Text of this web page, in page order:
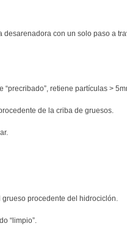
desarenadora con un solo paso a
retiene partículas >
de la criba de gruesos.
procedente del hidrociclón.
“limpio”.